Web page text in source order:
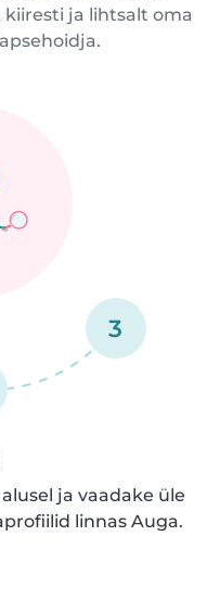
ja lihtsalt oma
3
ja vaadake üle
linnas Auga.